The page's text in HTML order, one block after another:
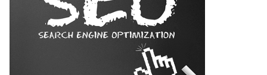
Kontakt
Obchodní podmínky